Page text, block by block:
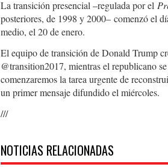
La transición presencial –regulada por el
posteriores, de 1998 y 2000– comenzó el
medio, el 20 de enero.
El equipo de transición de Donald Trump
@transition2017, mientras el republicano
comenzaremos la tarea urgente de
un primer mensaje difundido el miércoles.
///
NOTICIAS RELACIONADAS